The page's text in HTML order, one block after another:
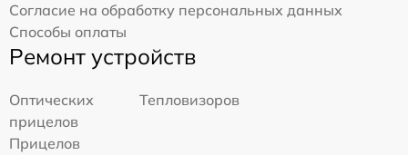
Согласие на обработку персональных данных
Способы оплаты
Ремонт устройств
Оптических
прицелов
Тепловизоров
Прицелов